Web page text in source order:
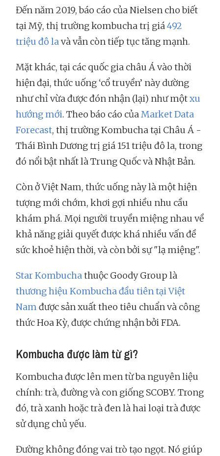
Đến năm 2019, báo cáo của Nielsen cho biết
tại Mỹ, thị trường kombucha trị giá492
triệu đô lavà vẫn còn tiếp tục tăng mạnh.
Mặt khác, tại các quốc gia châu Á vào thời
hiện đại, thức uống ‘cổ truyền’ này dường
như chỉ vừa được đón nhận (lại) như mộtxu
hướng mới. Theo báo cáo củaMarket Data
Forecast, thị trường Kombucha tại Châu Á -
Thái Bình Dương trị giá 151 triệu đô la, trong
đó nổi bật nhất là Trung Quốc và Nhật Bản.
Còn ở Việt Nam, thức uống này là một hiện
tượng mới chớm, khơi gợi nhiều nhu cầu
khám phá. Mọi người truyền miệng nhau về
khả năng giải quyết được khá nhiều vấn đề
sức khoẻ hiện thời, và còn bởi sự "lạ miệng".
Star Kombuchathuộc Goody Group là
thương hiệu Kombucha đầu tiên tại Việt
Nam được sản xuất theo tiêu chuẩn và công
thức Hoa Kỳ, được chứng nhận bởi FDA.
Kombucha được làm từ gì?
Kombucha được lên men từ ba nguyên liệu
chính: trà, đường và con giống SCOBY. Trong
đó, trà xanh hoặc trà đen là hai loại trà được
sử dụng chủ yếu.
Đường không đóng vai trò tạo ngọt. Nó giúp